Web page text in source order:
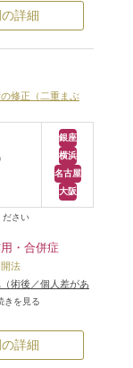
ので、手術で幅を
うご要望でした。
線があり、自然な
インが作成されて
た全切開法に準じ
め、前回の切開線
し、新たに幅の広
ことになりまし
型の二重になりま
を開けた状態で十
重になりまし
詳細
修正（二重まぶ
銀座
横浜
名古屋
大阪
ださい
・合併症
法
術後／個人差があ
（術後）/
理に二重の幅を広
りのわずかな左右
きを見る
詳細